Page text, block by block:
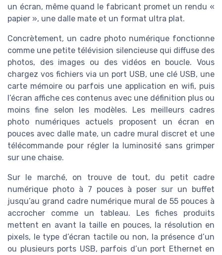
un écran, même quand le fabricant promet un rendu «
papier », une dalle mate et un format ultra plat.
Concrètement, un cadre photo numérique fonctionne
comme une petite télévision silencieuse qui diffuse des
photos, des images ou des vidéos en boucle. Vous
chargez vos fichiers via un port USB, une clé USB, une
carte mémoire ou parfois une application en wifi, puis
l’écran affiche ces contenus avec une définition plus ou
moins fine selon les modèles. Les meilleurs cadres
photo numériques actuels proposent un écran en
pouces avec dalle mate, un cadre mural discret et une
télécommande pour régler la luminosité sans grimper
sur une chaise.
Sur le marché, on trouve de tout, du petit cadre
numérique photo à 7 pouces à poser sur un buffet
jusqu’au grand cadre numérique mural de 55 pouces à
accrocher comme un tableau. Les fiches produits
mettent en avant la taille en pouces, la résolution en
pixels, le type d’écran tactile ou non, la présence d’un
ou plusieurs ports USB, parfois d’un port Ethernet en